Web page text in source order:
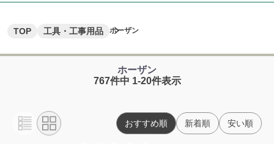
TOP 工具・工事用品 ホーザン
ホーザン
767件中 1-20件表示
おすすめ順 新着順 安い順